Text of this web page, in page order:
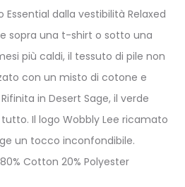
dalla vestibilità Relaxed
sopra una t-shirt o sotto una
più caldi, il tessuto di pile non
con un misto di cotone e
in Desert Sage, il verde
Il logo Wobbly Lee ricamato
un tocco inconfondibile.
Cotton 20% Polyester